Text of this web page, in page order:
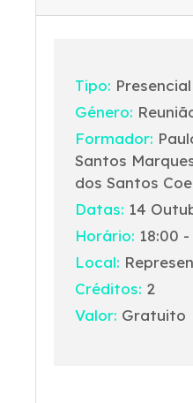
Tipo: Presencial
Género:
Formador:
Santos
dos Santos
Datas: 14
Horário: 18:00
Local:
Créditos: 2
Valor: Gratuito